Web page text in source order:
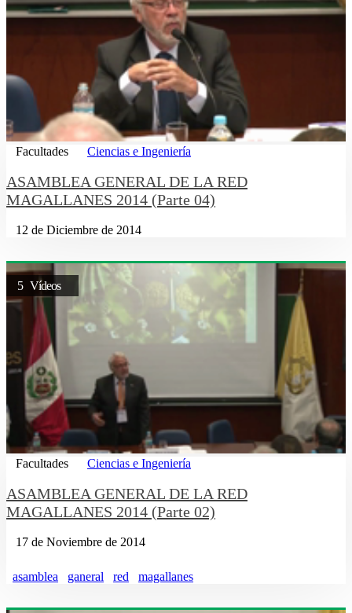
Facultades Ciencias e Ingeniería
ASAMBLEA GENERAL DE LA RED
MAGALLANES 2014 (Parte 04)
12 de Diciembre de 2014
5 Vídeos
Facultades Ciencias e Ingeniería
ASAMBLEA GENERAL DE LA RED
MAGALLANES 2014 (Parte 02)
17 de Noviembre de 2014
asamblea ganeral red magallanes